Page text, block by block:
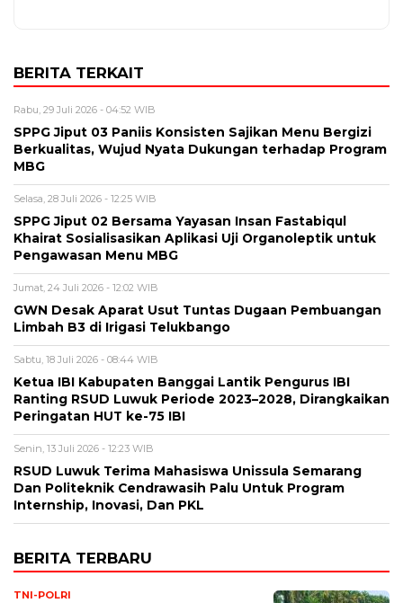
BERITA TERKAIT
Rabu, 29 Juli 2026 - 04:52 WIB
SPPG Jiput 03 Paniis Konsisten Sajikan Menu Bergizi
Berkualitas, Wujud Nyata Dukungan terhadap Program
MBG
Selasa, 28 Juli 2026 - 12:25 WIB
SPPG Jiput 02 Bersama Yayasan Insan Fastabiqul
Khairat Sosialisasikan Aplikasi Uji Organoleptik untuk
Pengawasan Menu MBG
Jumat, 24 Juli 2026 - 12:02 WIB
GWN Desak Aparat Usut Tuntas Dugaan Pembuangan
Limbah B3 di Irigasi Telukbango
Sabtu, 18 Juli 2026 - 08:44 WIB
Ketua IBI Kabupaten Banggai Lantik Pengurus IBI
Ranting RSUD Luwuk Periode 2023–2028, Dirangkaikan
Peringatan HUT ke-75 IBI
Senin, 13 Juli 2026 - 12:23 WIB
RSUD Luwuk Terima Mahasiswa Unissula Semarang
Dan Politeknik Cendrawasih Palu Untuk Program
Internship, Inovasi, Dan PKL
BERITA TERBARU
TNI-POLRI